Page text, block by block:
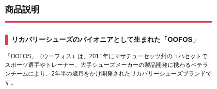
商品説明
リカバリーシューズのパイオニアとして生まれた「OOFOS」
「OOFOS」（ウーフォス）は、2011年にマサチューセッツ州のコハセットで
スポーツ選手やトレーナー、大手シューズメーカーの製品開発に携わるベテラ
ンチームにより、2年半の歳月をかけ開発されたリカバリーシューズブランドで
す。